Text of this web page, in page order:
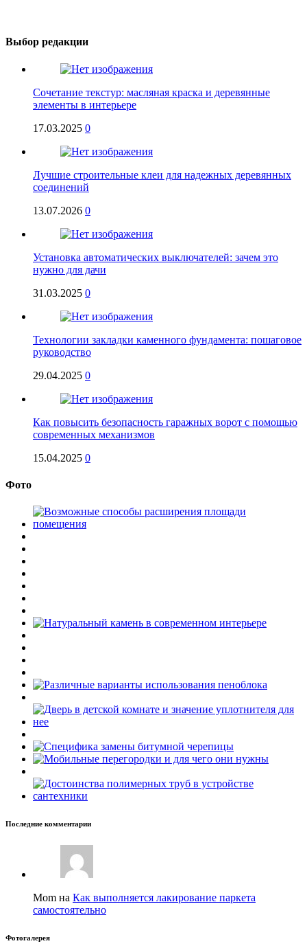
Выбор редакции
Сочетание текстур: масляная краска и деревянные
элементы в интерьере
17.03.2025 0
Лучшие строительные клеи для надежных деревянных
соединений
13.07.2026 0
Установка автоматических выключателей: зачем это
нужно для дачи
31.03.2025 0
Технологии закладки каменного фундамента: пошаговое
руководство
29.04.2025 0
Как повысить безопасность гаражных ворот с помощью
современных механизмов
15.04.2025 0
Фото
Последние комментарии
Mom на Как выполняется лакирование паркета
самостоятельно
Фотогалерея